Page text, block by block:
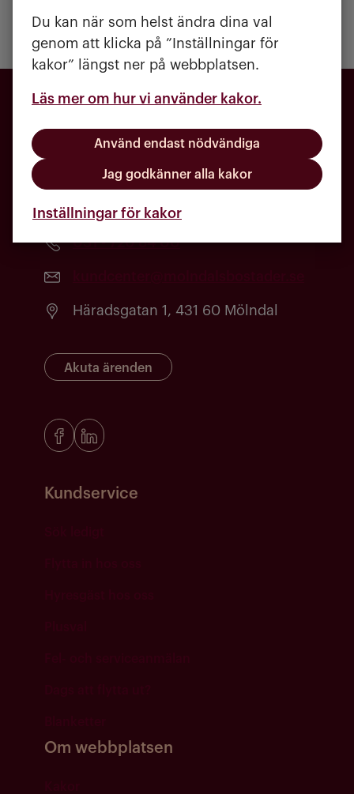
Du kan när som helst ändra dina val
genom att klicka på ”Inställningar för
kakor” längst ner på webbplatsen.
Läs mer om hur vi använder kakor.
Använd endast nödvändiga
Jag godkänner alla kakor
Inställningar för kakor
Publicerad: 2 februari 2026
2 februari 2026
031 - 720 84 00
Häradsgatan 1, 431 60 Mölndal
Akuta ärenden
Kundservice
Om webbplatsen